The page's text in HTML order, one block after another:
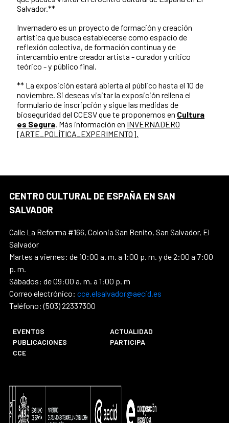
Salvador.**
Invernadero es un proyecto de formación y creación
artística que busca establecerse como espacio de
reflexión colectiva, de formación continua y de
intercambio entre creador artista - curador y crítico
teórico - y público final.
** La exposición estará abierta al público hasta el 10 de
noviembre. Si deseas visitar la exposición rellena el
formulario de inscripción y sigue las medidas de
bioseguridad del CCESV que te proponemos en Cultura
es Segura . Más información en INVERNADERO
[ARTE_POLÍTICA_EXPERIMENTO].
CENTRO CULTURAL DE ESPAÑA EN SAN
SALVADOR
Calle La Reforma #166, Colonia San Benito, San Salvador, El
Salvador
Martes a viernes: de 10:00 a. m. a 1:00 p. m. y de 2:00 a 7:00
p. m.
Sábados: de 09:00 a. m. a 1:00 p. m
Correo electrónico: cce.elsalvador@aecid.es
Teléfono: (503) 22337300
EVENTOS
ACTUALIDAD
PUBLICACIONES
PARTICIPA
CCE